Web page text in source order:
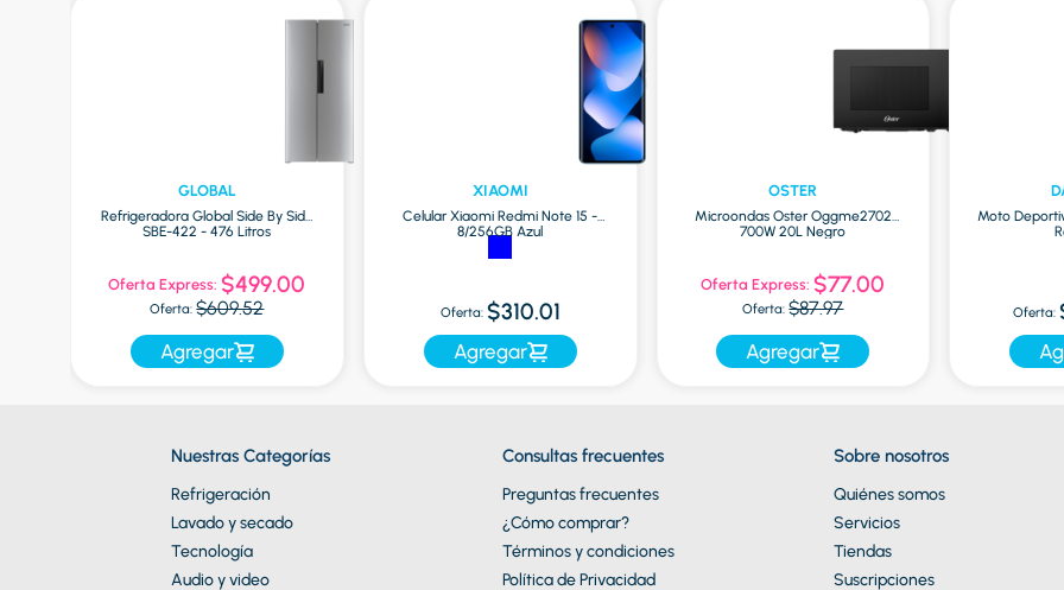
GLOBAL
Refrigeradora Global Side By Side
SBE-422 - 476 Litros
Oferta Express: $499.00
Oferta: $609.52
Agregar
XIAOMI
Celular Xiaomi Redmi Note 15 -
8/256GB Azul
Oferta: $310.01
Agregar
OSTER
Microondas Oster Oggme2702
700W 20L Negro
Oferta Express: $77.00
Oferta: $87.97
Agregar
Moto
Oferta:
Nuestras Categorías
Refrigeración
Lavado y secado
Tecnología
Audio y video
Consultas frecuentes
Preguntas frecuentes
¿Cómo comprar?
Términos y condiciones
Política de Privacidad
Sobre nosotros
Quiénes somos
Servicios
Tiendas
Suscripciones